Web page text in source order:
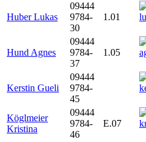
Huber Lukas
09444
9784-
30
1.01
Hund Agnes
09444
9784-
37
1.05
Kerstin Gueli
09444
9784-
45
Köglmeier
Kristina
09444
9784-
46
E.07